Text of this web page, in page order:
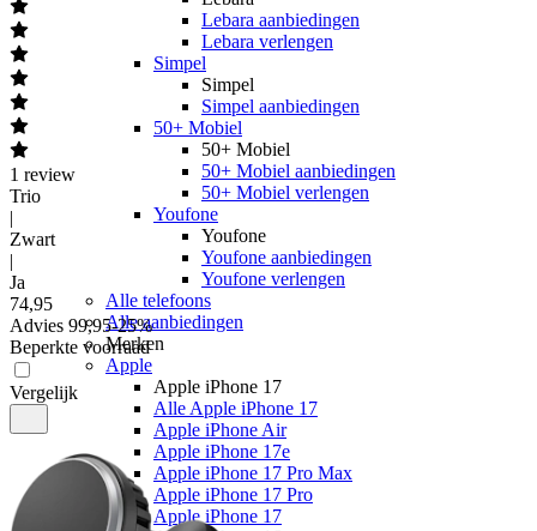
Lebara aanbiedingen
Lebara verlengen
Simpel
Simpel
Simpel aanbiedingen
50+ Mobiel
50+ Mobiel
50+ Mobiel aanbiedingen
50+ Mobiel verlengen
Youfone
Youfone
Youfone aanbiedingen
Youfone verlengen
Alle telefoons
Alle aanbiedingen
Merken
Apple
Apple iPhone 17
Alle Apple iPhone 17
Apple iPhone Air
Apple iPhone 17e
Apple iPhone 17 Pro Max
Apple iPhone 17 Pro
Apple iPhone 17
1 review
Trio
|
Zwart
|
Ja
74,95
Advies 99,95-25%
Beperkte voorraad
Vergelijk